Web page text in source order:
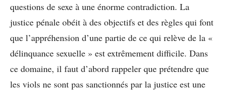
questions de sexe à une énorme contradiction. La
justice pénale obéit à des objectifs et des règles qui font
que l’appréhension d’une partie de ce qui relève de la «
délinquance sexuelle » est extrêmement difficile. Dans
ce domaine, il faut d’abord rappeler que prétendre que
les viols ne sont pas sanctionnés par la justice est une